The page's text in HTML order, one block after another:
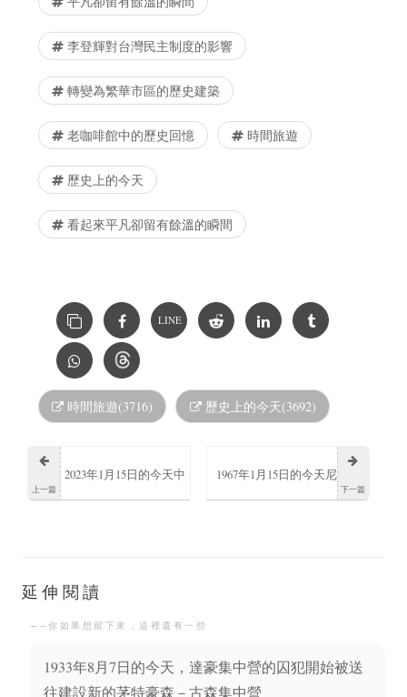
李登輝對台灣民主制度的影響
轉變為繁華市區的歷史建築
老咖啡館中的歷史回憶 時間旅遊
歷史上的今天
看起來平凡卻留有餘溫的瞬間
LINE
時間旅遊(3716) 歷史上的今天(3692)
上一篇
2023年1月15日的今天中
選民主進步黨新任主席
下一篇
1967年1月15日的今天尼
延伸閱讀
──你如果想留下來，這裡還有一些
1933年8月7日的今天，達豪集中營的囚犯開始被送
往建設新的茅特豪森－古森集中營